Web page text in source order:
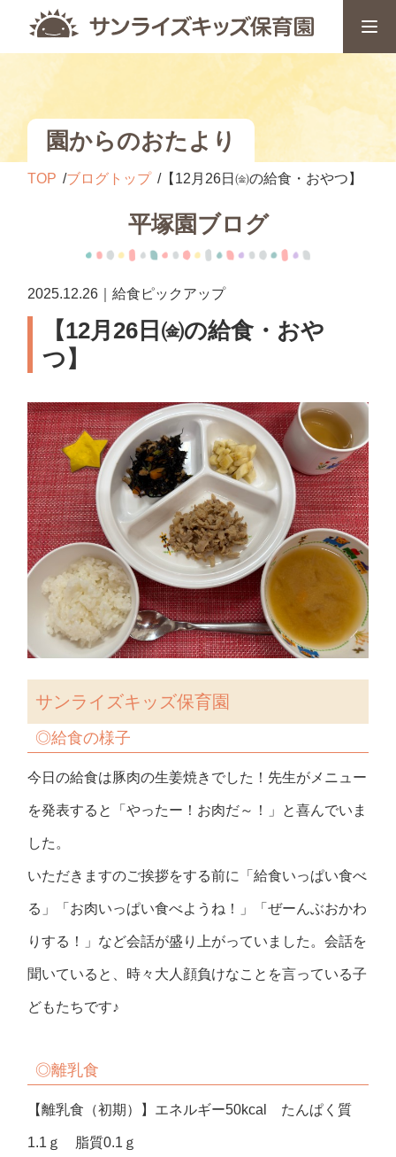
園からのおたより
TOP ブログトップ 【12月26日㈮の給食・おやつ】
平塚園ブログ
2025.12.26｜給食ピックアップ
【12月26日㈮の給食・おや
つ】
サンライズキッズ保育園
◎給食の様子
今日の給食は豚肉の生姜焼きでした！先生がメニュー
を発表すると「やったー！お肉だ～！」と喜んでいま
した。
いただきますのご挨拶をする前に「給食いっぱい食べ
る」「お肉いっぱい食べようね！」「ぜーんぶおかわ
りする！」など会話が盛り上がっていました。会話を
聞いていると、時々大人顔負けなことを言っている子
どもたちです♪
◎離乳食
【離乳食（初期）】エネルギー50kcal たんぱく質
1.1ｇ 脂質0.1ｇ